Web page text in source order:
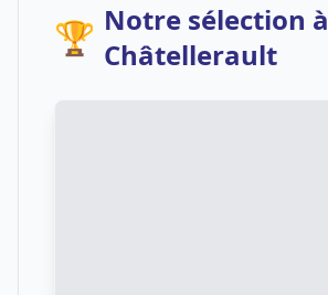
🏆 Notre sélection à
Châtellerault